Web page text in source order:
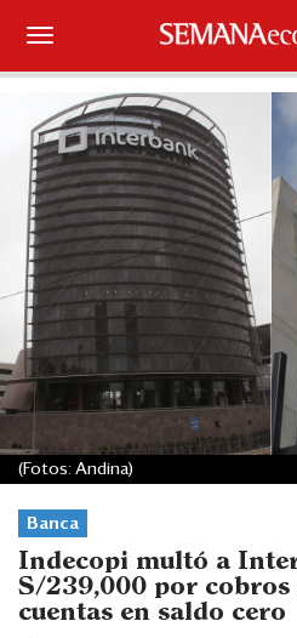
Suscríbase
Iniciar sesión
Portada
¿Qué está pasando?
Sectores y Empresas
Management
Economía y Finanzas
Legal y Política
Eventos
Blogs
Banca
Indecopi multó a
S/239,000 por cobros
cuentas en saldo cero
(Fotos: Andina)